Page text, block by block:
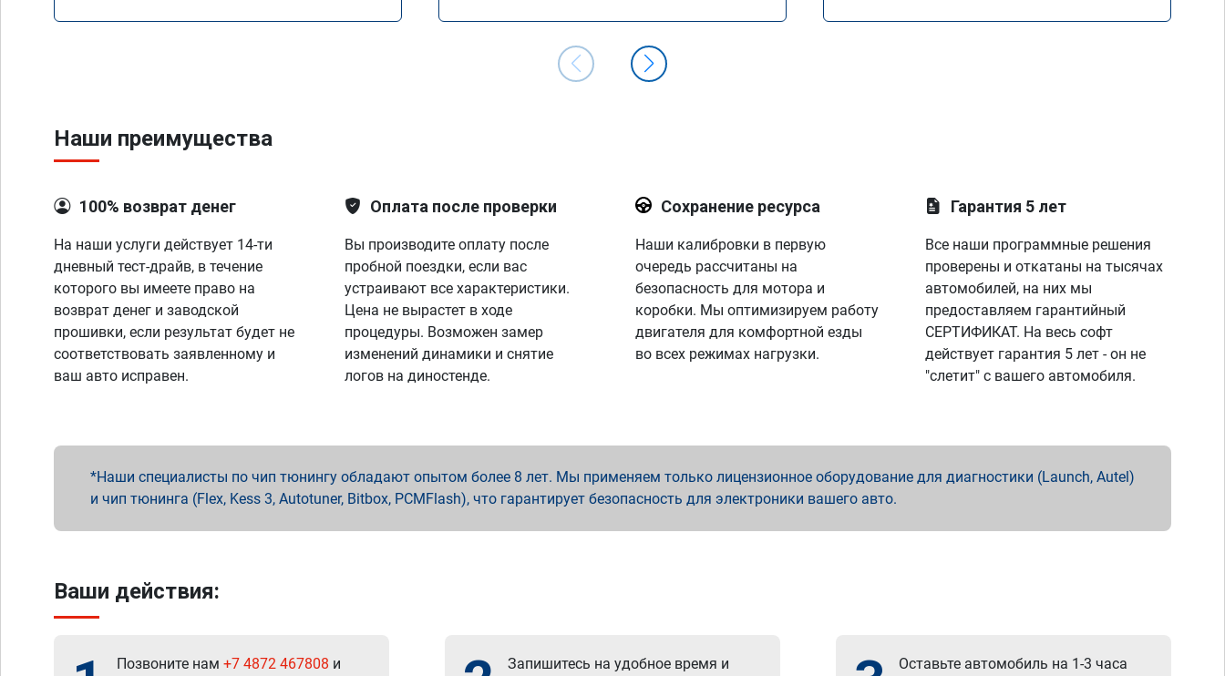
Наши преимущества
100% возврат денег
На наши услуги действует 14-ти
дневный тест-драйв, в течение
которого вы имеете право на
возврат денег и заводской
прошивки, если результат будет не
соответствовать заявленному и
ваш авто исправен.
Оплата после проверки
Вы производите оплату после
пробной поездки, если вас
устраивают все характеристики.
Цена не вырастет в ходе
процедуры. Возможен замер
изменений динамики и снятие
логов на диностенде.
Сохранение ресурса
Наши калибровки в первую
очередь рассчитаны на
безопасность для мотора и
коробки. Мы оптимизируем работу
двигателя для комфортной езды
во всех режимах нагрузки.
Гарантия 5 лет
Все наши программные решения
проверены и откатаны на тысячах
автомобилей, на них мы
предоставляем гарантийный
СЕРТИФИКАТ. На весь софт
действует гарантия 5 лет - он не
"слетит" с вашего автомобиля.
Наши специалисты по чип тюнингу обладают опытом более 8 лет. Мы применяем только лицензионное оборудование для диагностики (Launch, Autel)
и чип тюнинга (Flex, Kess 3, Autotuner, Bitbox, PCMFlash), что гарантирует безопасность для электроники вашего авто.
Ваши действия:
Позвоните нам +7 4872 467808 и Запишитесь на удобное время и Оставьте автомобиль на 1-3 часа